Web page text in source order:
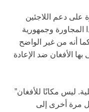
على دعم اللاجئين
المجاورة وجمهورية
أنه من غير الواضح
الأفغان ضد الإعادة
ليس مكانًا للأفغان”
مرة أخرى إلى